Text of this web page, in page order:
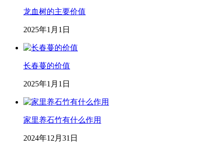
龙血树的主要价值
2025年1月1日
长春蔓的价值
2025年1月1日
家里养石竹有什么作用
2024年12月31日